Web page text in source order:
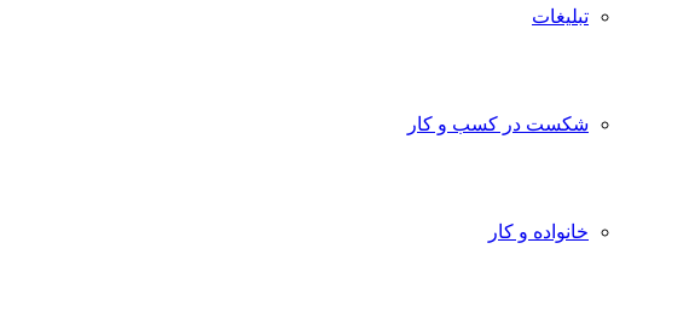
تبلیغات
شکست در کسب و کار
خانواده و کار